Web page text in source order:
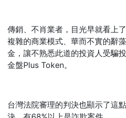
傳銷、不肖業者，目光早就看上
複雜的商業模式、華而不實的辭
金，讓不熟悉此道的投資人受騙
金盤Plus Token。
台灣法院審理的判決也顯示了這